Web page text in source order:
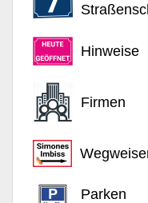
Hinweise
Firmen
Parken